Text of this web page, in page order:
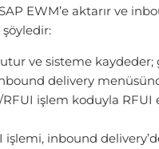
EWM’e aktarır ve
ve sisteme
delivery
işlem koduyla RFUI
işlemi, inbound